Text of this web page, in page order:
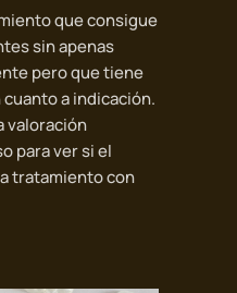
que consigue
sin apenas
pero que tiene
a indicación.
valoración
para ver si el
tratamiento con